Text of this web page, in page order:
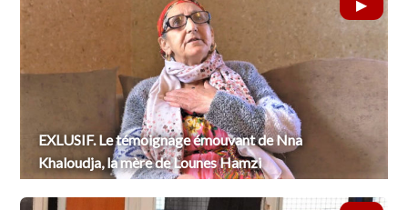
EXLUSIF. Le témoignage émouvant de Nna
Khaloudja, la mère de Lounes Hamzi